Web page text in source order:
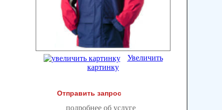
Увеличить
картинку
Отправить запрос
подробнее об услуге